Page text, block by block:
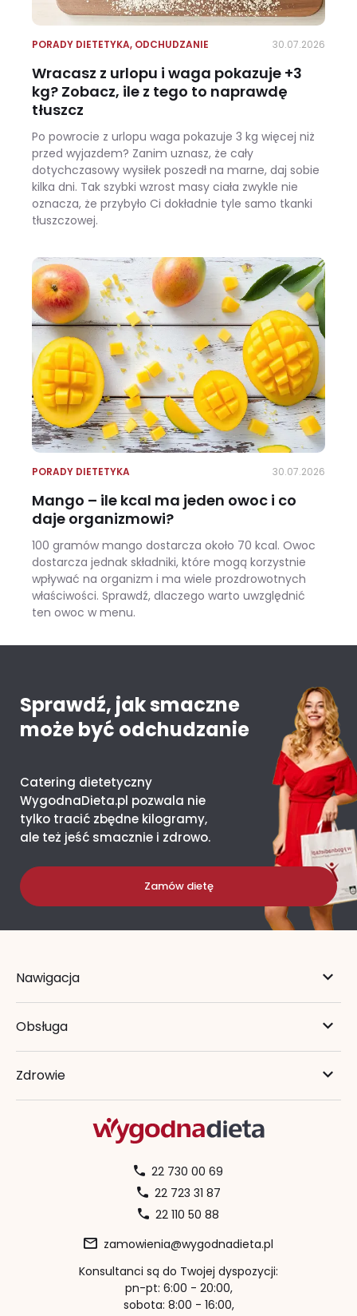
PORADY DIETETYKA, ODCHUDZANIE 30.07.2026
Wracasz z urlopu i waga pokazuje +3
kg? Zobacz, ile z tego to naprawdę
tłuszcz
Po powrocie z urlopu waga pokazuje 3 kg więcej niż
przed wyjazdem? Zanim uznasz, że cały
dotychczasowy wysiłek poszedł na marne, daj sobie
kilka dni. Tak szybki wzrost masy ciała zwykle nie
oznacza, że przybyło Ci dokładnie tyle samo tkanki
tłuszczowej.
PORADY DIETETYKA 30.07.2026
Mango – ile kcal ma jeden owoc i co
daje organizmowi?
100 gramów mango dostarcza około 70 kcal. Owoc
dostarcza jednak składniki, które mogą korzystnie
wpływać na organizm i ma wiele prozdrowotnych
właściwości. Sprawdź, dlaczego warto uwzględnić
ten owoc w menu.
Sprawdź, jak smaczne
może być odchudzanie
Catering dietetyczny
WygodnaDieta.pl pozwala nie
tylko tracić zbędne kilogramy,
ale też jeść smacznie i zdrowo.
Zamów dietę
Nawigacja
Obsługa
Zdrowie
22 730 00 69
22 723 31 87
22 110 50 88
zamowienia@wygodnadieta.pl
Konsultanci są do Twojej dyspozycji:
pn-pt: 6:00 - 20:00,
sobota: 8:00 - 16:00,